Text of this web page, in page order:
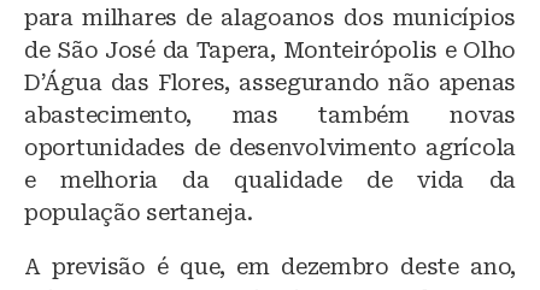
para milhares de alagoanos dos municípios
de São José da Tapera, Monteirópolis e Olho
D’Água das Flores, assegurando não apenas
abastecimento, mas também novas
oportunidades de desenvolvimento agrícola
e melhoria da qualidade de vida da
população sertaneja.
A previsão é que, em dezembro deste ano,